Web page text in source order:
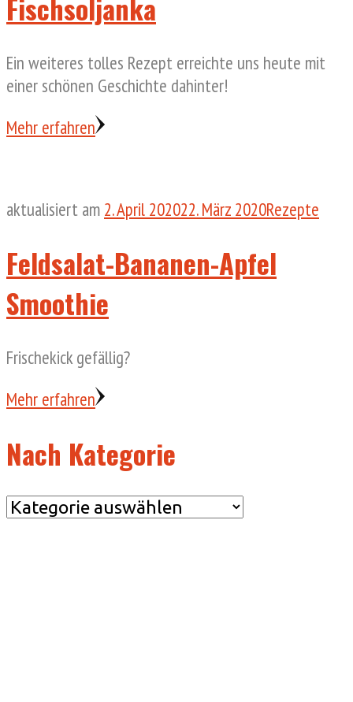
Fischsoljanka
Ein weiteres tolles Rezept erreichte uns heute mit
einer schönen Geschichte dahinter!
Mehr erfahren
aktualisiert am 2. April 202022. März 2020Rezepte
Feldsalat-Bananen-Apfel
Smoothie
Frischekick gefällig?
Mehr erfahren
Nach Kategorie
Nach